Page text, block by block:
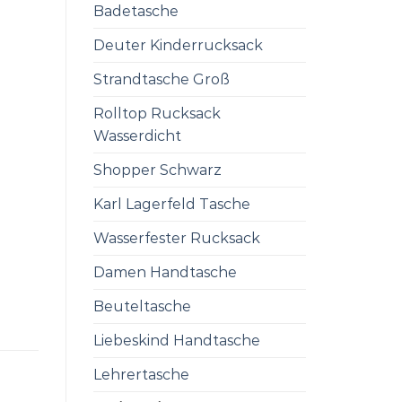
Badetasche
Deuter Kinderrucksack
Strandtasche Groß
Rolltop Rucksack
Wasserdicht
Shopper Schwarz
Karl Lagerfeld Tasche
Wasserfester Rucksack
Damen Handtasche
Beuteltasche
Liebeskind Handtasche
Lehrertasche